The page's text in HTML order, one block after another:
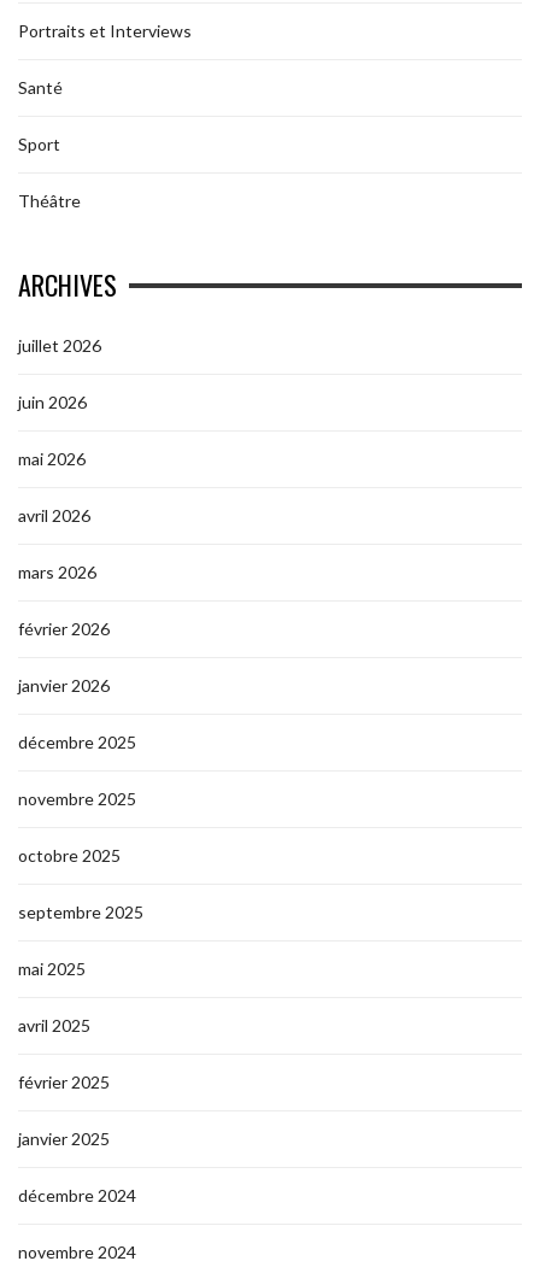
Portraits et Interviews
Santé
Sport
Théâtre
ARCHIVES
juillet 2026
juin 2026
mai 2026
avril 2026
mars 2026
février 2026
janvier 2026
décembre 2025
novembre 2025
octobre 2025
septembre 2025
mai 2025
avril 2025
février 2025
janvier 2025
décembre 2024
novembre 2024